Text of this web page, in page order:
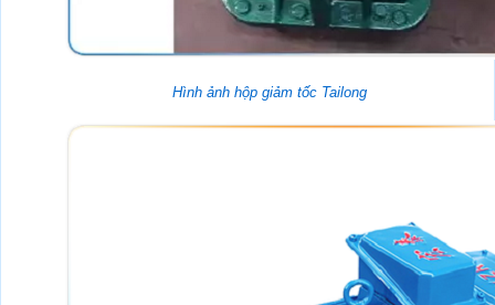
Hình ảnh hộp giảm tốc Tailong